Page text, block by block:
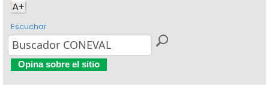
Escuchar
Opina sobre el sitio